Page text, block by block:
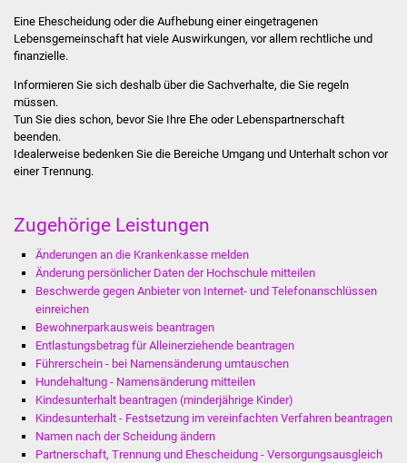
Stadtverwaltung
Stellenangebote
Veröffentlichungen
Ortsrecht
Wahlen
Stadtinfo
Jubiläumsjahr 2021
Eine Ehescheidung oder die Aufhebung einer eingetragenen
Lebensgemeinschaft hat viele Auswirkungen, vor allem rechtliche und
finanzielle.
Informieren Sie sich deshalb über die Sachverhalte, die Sie regeln
müssen.
Tun Sie dies schon, bevor Sie Ihre Ehe oder Lebenspartnerschaft
beenden.
Idealerweise bedenken Sie die Bereiche Umgang und Unterhalt schon vor
einer Trennung.
Zugehörige Leistungen
Änderungen an die Krankenkasse melden
Änderung persönlicher Daten der Hochschule mitteilen
Beschwerde gegen Anbieter von Internet- und Telefonanschlüssen
einreichen
Bewohnerparkausweis beantragen
Entlastungsbetrag für Alleinerziehende beantragen
Führerschein - bei Namensänderung umtauschen
Hundehaltung - Namensänderung mitteilen
Kindesunterhalt beantragen (minderjährige Kinder)
Kindesunterhalt - Festsetzung im vereinfachten Verfahren beantragen
Namen nach der Scheidung ändern
Partnerschaft, Trennung und Ehescheidung - Versorgungsausgleich